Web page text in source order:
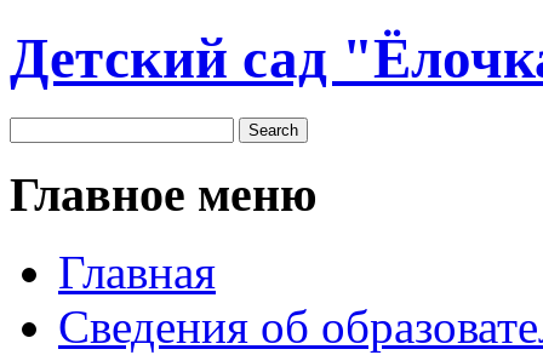
Детский сад
Главное меню
Главная
Сведения об